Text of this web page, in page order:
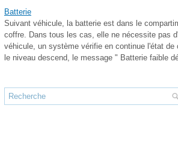
Batterie
Suivant véhicule, la batterie est dans le
coffre. Dans tous les cas, elle ne nécessite pas
véhicule, un système vérifie en continue l'état de
le niveau descend, le message " Batterie faible